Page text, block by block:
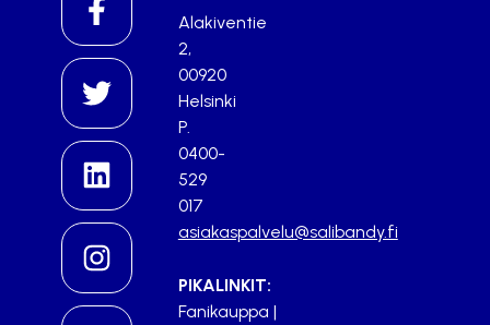
Alakiventie
2,
00920
Helsinki
P.
0400-
529
017
asiakaspalvelu@salibandy.fi
PIKALINKIT:
Fanikauppa |